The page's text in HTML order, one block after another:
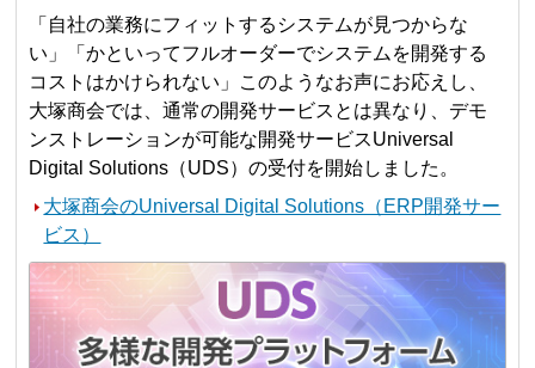
「自社の業務にフィットするシステムが見つからな
い」「かといってフルオーダーでシステムを開発する
コストはかけられない」このようなお声にお応えし、
大塚商会では、通常の開発サービスとは異なり、デモ
ンストレーションが可能な開発サービスUniversal
Digital Solutions（UDS）の受付を開始しました。
大塚商会のUniversal Digital Solutions（ERP開発サー
ビス）